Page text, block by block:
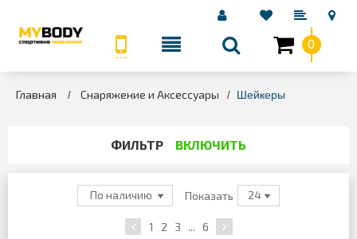
0
Главная > Снаряжение и Аксессуары > Шейкеры
КАТЕГОРИИ
По наличию Показать 24
1 2 3 ... 6
ФИЛЬТР ВКЛЮЧИТЬ